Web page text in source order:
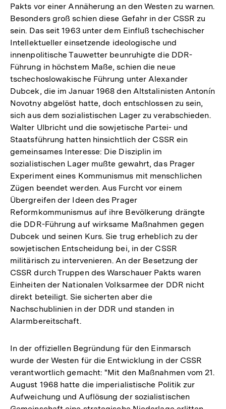
Pakts vor einer Annäherung an den Westen zu warnen.
Besonders groß schien diese Gefahr in der CSSR zu
sein. Das seit 1963 unter dem Einfluß tschechischer
Intellektueller einsetzende ideologische und
innenpolitische Tauwetter beunruhigte die DDR-
Führung in höchstem Maße, schien die neue
tschechoslowakische Führung unter Alexander
Dubcek, die im Januar 1968 den Altstalinisten Antonín
Novotny abgelöst hatte, doch entschlossen zu sein,
sich aus dem sozialistischen Lager zu verabschieden.
Walter Ulbricht und die sowjetische Partei- und
Staatsführung hatten hinsichtlich der CSSR ein
gemeinsames Interesse: Die Disziplin im
sozialistischen Lager mußte gewahrt, das Prager
Experiment eines Kommunismus mit menschlichen
Zügen beendet werden. Aus Furcht vor einem
Übergreifen der Ideen des Prager
Reformkommunismus auf ihre Bevölkerung drängte
die DDR-Führung auf wirksame Maßnahmen gegen
Dubcek und seinen Kurs. Sie trug erheblich zu der
sowjetischen Entscheidung bei, in der CSSR
militärisch zu intervenieren. An der Besetzung der
CSSR durch Truppen des Warschauer Pakts waren
Einheiten der Nationalen Volksarmee der DDR nicht
direkt beteiligt. Sie sicherten aber die
Nachschublinien in der DDR und standen in
Alarmbereitschaft.
In der offiziellen Begründung für den Einmarsch
wurde der Westen für die Entwicklung in der CSSR
verantwortlich gemacht: "Mit den Maßnahmen vom 21.
August 1968 hatte die imperialistische Politik zur
Aufweichung und Auflösung der sozialistischen